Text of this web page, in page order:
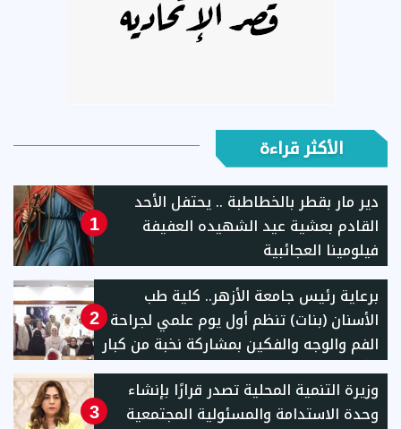
الأكثر قراءة
1
دير مار بقطر بالخطاطبة .. يحتفل الأحد
القادم بعشية عيد الشهيده العفيفة
فيلومينا العجائبية
2
برعاية رئيس جامعة الأزهر.. كلية طب
الأسنان (بنات) تنظم أول يوم علمي لجراحة
الفم والوجه والفكين بمشاركة نخبة من كبار
الأساتذة والخبراء
3
وزيرة التنمية المحلية تصدر قرارًا بإنشاء
وحدة الاستدامة والمسئولية المجتمعية